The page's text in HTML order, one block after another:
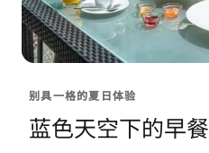
别具一格的夏日体验
蓝色天空下的早餐